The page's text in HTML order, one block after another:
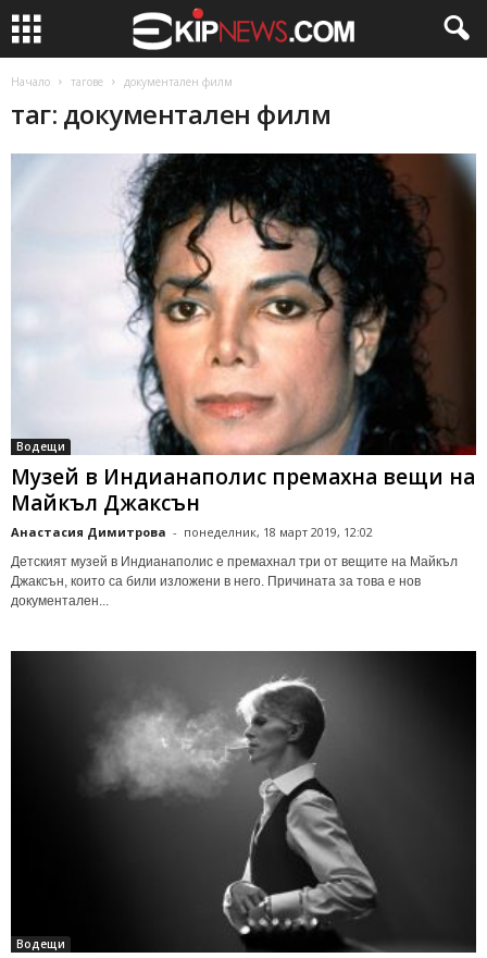
Начало тагове документален филм
таг: документален филм
Водещи
Музей в Индианаполис премахна вещи на
Майкъл Джаксън
Анастасия Димитрова - понеделник, 18 март 2019, 12:02
Детският музей в Индианаполис е премахнал три от вещите на Майкъл
Джаксън, които са били изложени в него. Причината за това е нов
документален...
Водещи